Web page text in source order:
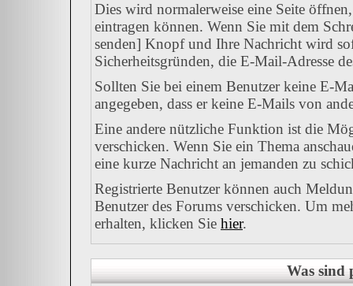
Dies wird normalerweise eine Seite
eintragen können. Wenn Sie mit dem
senden] Knopf und Ihre Nachricht wird
Sicherheitsgründen, die E-Mail-Adresse
Sollten Sie bei einem Benutzer keine E-
angegeben, dass er keine E-Mails von
Eine andere nützliche Funktion ist die
verschicken. Wenn Sie ein Thema
eine kurze Nachricht an jemanden zu
Registrierte Benutzer können auch
Benutzer des Forums verschicken. Um
erhalten, klicken Sie hier.
Was sind